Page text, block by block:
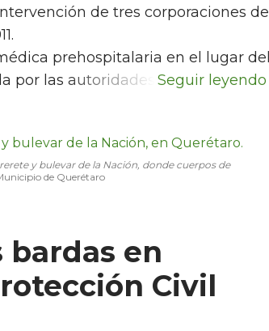
y bulevar de la Nación, donde cuerpos de
de Querétaro
de tres corporaciones de
prehospitalaria en el lugar del
por las autoridades.
en
Civil